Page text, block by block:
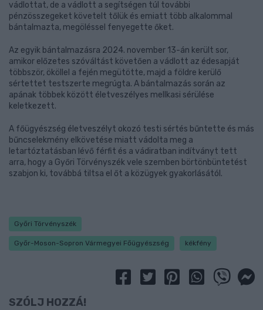
vádlottat, de a vádlott a segítségen túl további
pénzösszegeket követelt tőlük és emiatt több alkalommal
bántalmazta, megöléssel fenyegette őket.
Az egyik bántalmazásra 2024. november 13-án került sor,
amikor előzetes szóváltást követően a vádlott az édesapját
többször, ököllel a fején megütötte, majd a földre kerülő
sértettet testszerte megrúgta. A bántalmazás során az
apának többek között életveszélyes mellkasi sérülése
keletkezett.
A főügyészség életveszélyt okozó testi sértés bűntette és más
bűncselekmény elkövetése miatt vádolta meg a
letartóztatásban lévő férfit és a vádiratban indítványt tett
arra, hogy a Győri Törvényszék vele szemben börtönbüntetést
szabjon ki, továbbá tiltsa el őt a közügyek gyakorlásától.
Győri Törvényszék
Győr-Moson-Sopron Vármegyei Főügyészség kékfény
SZÓLJ HOZZÁ!